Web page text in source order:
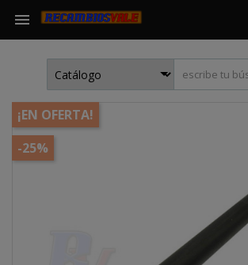

¡EN OFERTA!
-25%